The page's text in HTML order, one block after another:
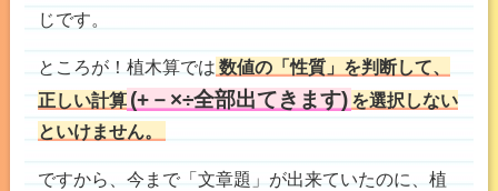
じです。
ところが！植木算では 数値の「性質」を判断して、
正しい計算 (+－×÷全部出てきます) を選択しない
といけません。
ですから、今まで「文章題」が出来ていたのに、植